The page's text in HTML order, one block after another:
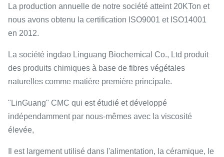
La production annuelle de notre société atteint 20KTon et
nous avons obtenu la certification ISO9001 et ISO14001
en 2012.
La société ingdao Linguang Biochemical Co., Ltd produit
des produits chimiques à base de fibres végétales
naturelles comme matière première principale.
"LinGuang" CMC qui est étudié et développé
indépendamment par nous-mêmes avec la viscosité
élevée,
Il est largement utilisé dans l'alimentation, la céramique, le